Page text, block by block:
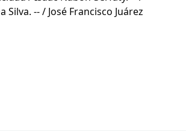
-- / José Francisco Juárez